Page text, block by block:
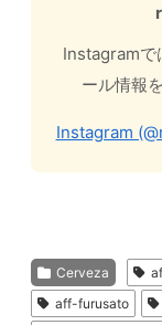
Instagramで
ール情報
Instagram
Cerveza
aff-furusato